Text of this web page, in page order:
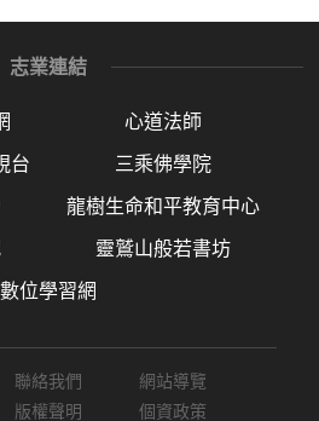
志業連結
心道法師
台 三乘佛學院
龍樹生命和平教育中心
靈鷲山般若書坊
數位學習網
聯絡我們
網站導覽
版權聲明 個資政策